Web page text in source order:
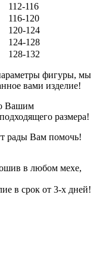
112-116
116-120
120-124
124-128
128-132
фигуры, мы
вами изделие!
Вашим
размера!
рады Вам помочь!
в любом мехе,
в срок от 3-х дней!